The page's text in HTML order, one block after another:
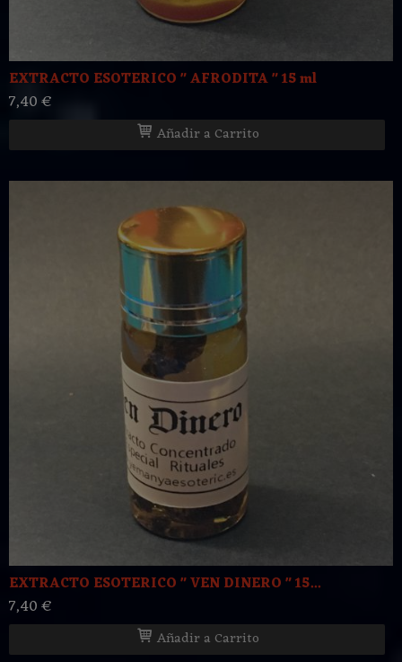
EXTRACTO ESOTERICO " AFRODITA " 15 ml
7,40 €
Añadir a Carrito
EXTRACTO ESOTERICO " VEN DINERO " 15...
7,40 €
Añadir a Carrito